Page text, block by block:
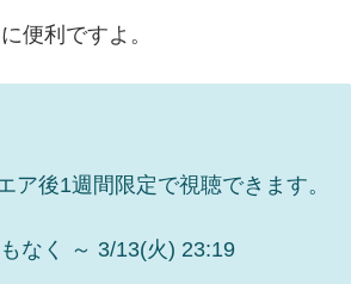
便利ですよ。
後1週間限定で視聴できます。
なく ～ 3/13(火) 23:19